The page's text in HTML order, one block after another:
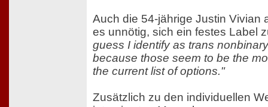
Auch die 54-jährige Justin Vivian
es unnötig, sich ein festes Label
guess I identify as trans
because those seem to be the
the current list of options."
Zusätzlich zu den individuellen